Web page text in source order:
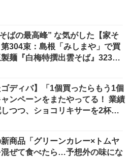
ばの最高峰” な気がした【家そ
304束：島根「みしまや」で買
麺『白梅特撰出雲そば』323円
）
ゴディバ】「1個買ったらもう1個
ンペーンをまたやってる！ 業績
つつ、ショコリキサーを2杯美
した!!
商品「グリーンカレー×トムヤ
混ぜて食べたら…予想外の味にな